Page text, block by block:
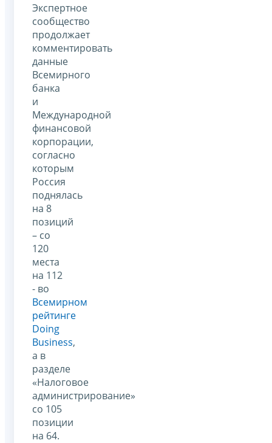
Экспертное
сообщество
продолжает
комментировать
данные
Всемирного
банка
и
Международной
финансовой
корпорации,
согласно
которым
Россия
поднялась
на 8
позиций
– со
120
места
на 112
- во
Всемирном
рейтинге
Doing
Business,
а в
разделе
«Налоговое
администрирование»
со 105
позиции
на 64.